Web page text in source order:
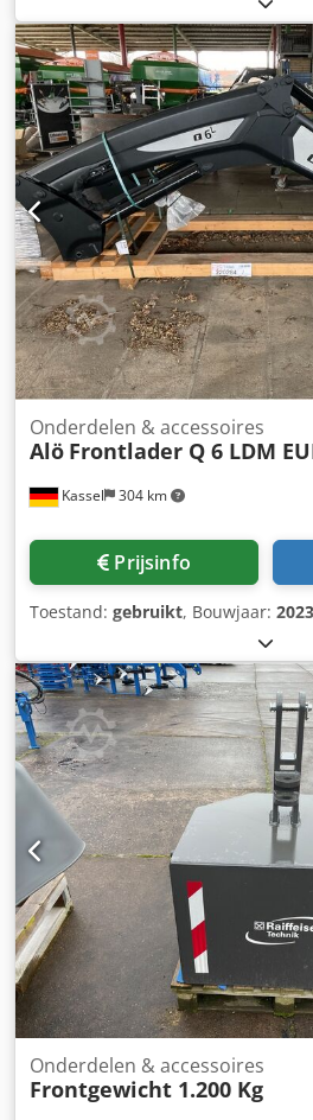
Kassel 304 km
Onderdelen & accessoires
Alö Frontlader Q 6 LDM
Prijsinfo
Toestand: gebruikt, Bouwjaar: 2023
Onderdelen & accessoires
Frontgewicht 1.200 Kg